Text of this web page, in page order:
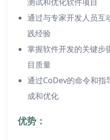
通过与专家开发人员互
践经验
掌握软件开发的关键步
目质量
通过CoDev的命令和指
成和优化
优势：